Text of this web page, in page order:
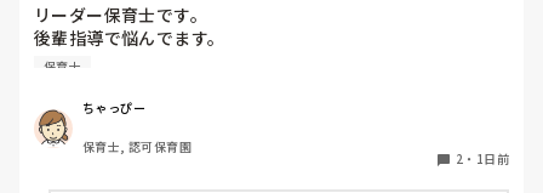
リーダー保育士です。
後輩指導で悩んでます。
初めて年長を持つ後輩がいますが
いで様子見てると直前になるまで何もアクションがなかった
り
他の職員に聞いてる様子もなくて
保育士
ちゃっぴー
保育士, 認可保育園
2 ・ 1日前